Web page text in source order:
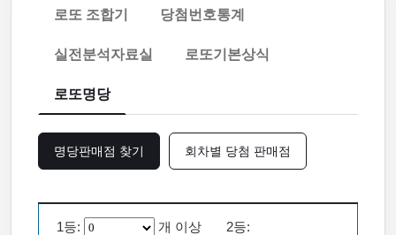
로또 조합기
당첨번호통계
실전분석자료실
로또기본상식
로또명당
명당판매점 찾기 회차별 당첨 판매점
1등:
개 이상 2등: